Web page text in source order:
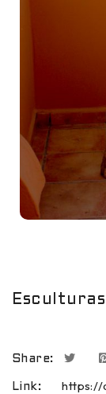
Share:
Link: https://